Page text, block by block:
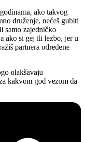
ako takvog
druženje, nećeš gubiti
samo zajedničko
ako si gej ili lezbo, jer u
partnera određene
olakšavaju
kakvom god vezom da